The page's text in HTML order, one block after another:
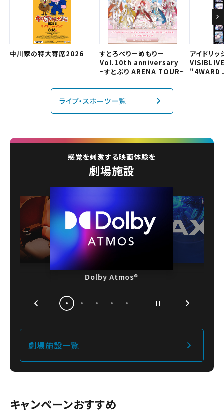
中川家の特大寄席2026
すとろべりーめもりー
Vol.10th anniversary
~すとぷり ARENA TOUR~
アイドリッ
"4WARD
ライブ・スポーツ一覧
感覚を刺激する映画体験を
劇場施設
アップグレードシート
Dolby Atmos®
劇場施設一覧
キャンペーンおすすめ
閉じる
商品名テキスト商品名テキスト商品名
位置情報へのアクセスを許可する
映画『ミニオンズ＆モンスターズ』キッズ
『映画クレヨンしんちゃん 奇々怪々！オ
『映画ちいかわ 人魚の島のひみつ』フレ
閉じる
バナナミルクポップコーン/沖縄パイン＆
閉じる
閉じる